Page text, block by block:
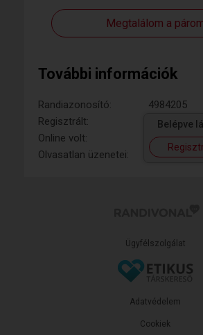
Megtalálom a
További információk
Randiazonosító:
4984205
Regisztrált:
Online volt:
Olvasatlan üzenetei:
Belépve
Ügyfélszolgálat
Adatvédelem
Cookiek